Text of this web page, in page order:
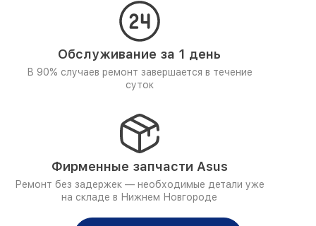
Обслуживание за 1 день
В 90% случаев ремонт завершается в течение
суток
Фирменные запчасти Asus
Ремонт без задержек — необходимые детали уже
на складе в Нижнем Новгороде